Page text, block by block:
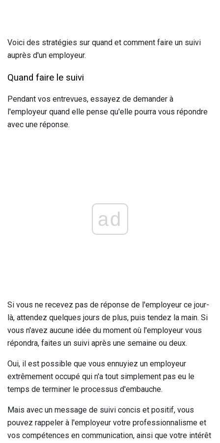
Voici des stratégies sur quand et comment faire un suivi
auprès d'un employeur.
Quand faire le suivi
Pendant vos entrevues, essayez de demander à
l'employeur quand elle pense qu'elle pourra vous répondre
avec une réponse.
ad
Si vous ne recevez pas de réponse de l'employeur ce jour-
là, attendez quelques jours de plus, puis tendez la main. Si
vous n'avez aucune idée du moment où l'employeur vous
répondra, faites un suivi après une semaine ou deux.
Oui, il est possible que vous ennuyiez un employeur
extrêmement occupé qui n'a tout simplement pas eu le
temps de terminer le processus d'embauche.
Mais avec un message de suivi concis et positif, vous
pouvez rappeler à l'employeur votre professionnalisme et
vos compétences en communication, ainsi que votre intérêt